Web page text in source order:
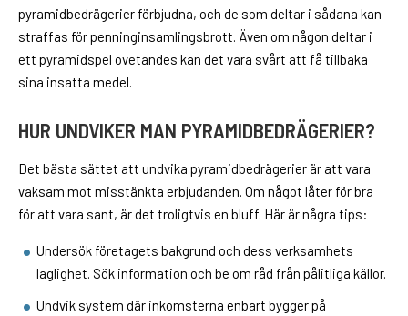
pyramidbedrägerier förbjudna, och de som deltar i sådana kan
straffas för penninginsamlingsbrott. Även om någon deltar i
ett pyramidspel ovetandes kan det vara svårt att få tillbaka
sina insatta medel.
HUR UNDVIKER MAN PYRAMIDBEDRÄGERIER?
Det bästa sättet att undvika pyramidbedrägerier är att vara
vaksam mot misstänkta erbjudanden. Om något låter för bra
för att vara sant, är det troligtvis en bluff. Här är några tips:
Undersök företagets bakgrund och dess verksamhets
laglighet. Sök information och be om råd från pålitliga källor.
Undvik system där inkomsterna enbart bygger på